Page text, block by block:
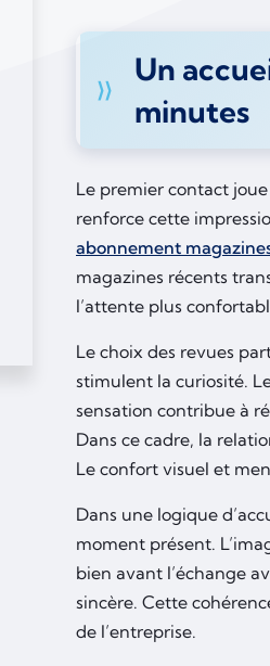
Un
minutes
Le premier contact
renforce cette
abonnement
magazines récents
l’attente plus
Le choix des revues
stimulent la curiosité.
sensation contribue à
Dans ce cadre, la
Le confort visuel et
Dans une logique
moment présent.
bien avant l’échange
sincère. Cette
de l’entreprise.